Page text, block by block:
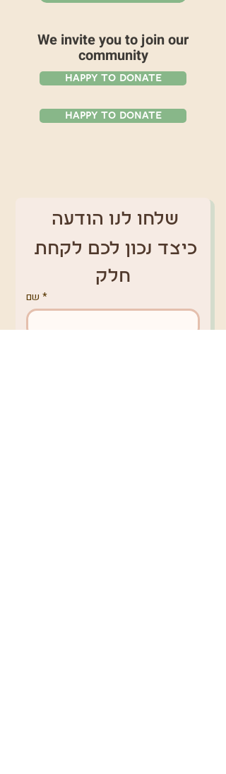
We invite you to join our
community
Happy To Donate
Happy To Donate
שלחו לנו הודעה
חלק
שם *